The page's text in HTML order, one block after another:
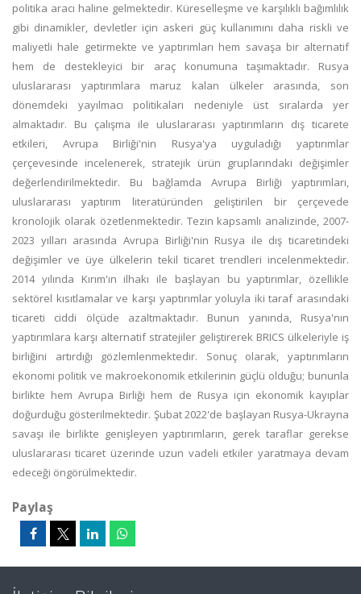
politika aracı haline gelmektedir. Küreselleşme ve karşılıklı bağımlılık
gibi dinamikler, devletler için askeri güç kullanımını daha riskli ve
maliyetli hale getirmekte ve yaptırımları hem savaşa bir alternatif
hem de destekleyici bir araç konumuna taşımaktadır. Rusya
uluslararası yaptırımlara maruz kalan ülkeler arasında, son
dönemdeki yayılmacı politikaları nedeniyle üst sıralarda yer
almaktadır. Bu çalışma ile uluslararası yaptırımların dış ticarete
etkileri, Avrupa Birliği'nin Rusya'ya uyguladığı yaptırımlar
çerçevesinde incelenerek, stratejik ürün gruplarındaki değişimler
değerlendirilmektedir. Bu bağlamda Avrupa Birliği yaptırımları,
uluslararası yaptırım literatüründen geliştirilen bir çerçevede
kronolojik olarak özetlenmektedir. Tezin kapsamlı analizinde, 2007-
2023 yılları arasında Avrupa Birliği'nin Rusya ile dış ticaretindeki
değişimler ve üye ülkelerin tekil ticaret trendleri incelenmektedir.
2014 yılında Kırım'ın ilhakı ile başlayan bu yaptırımlar, özellikle
sektörel kısıtlamalar ve karşı yaptırımlar yoluyla iki taraf arasındaki
ticareti ciddi ölçüde azaltmaktadır. Bunun yanında, Rusya'nın
yaptırımlara karşı alternatif stratejiler geliştirerek BRICS ülkeleriyle iş
birliğini artırdığı gözlemlenmektedir. Sonuç olarak, yaptırımların
ekonomi politik ve makroekonomik etkilerinin güçlü olduğu; bununla
birlikte hem Avrupa Birliği hem de Rusya için ekonomik kayıplar
doğurduğu gösterilmektedir. Şubat 2022'de başlayan Rusya-Ukrayna
savaşı ile birlikte genişleyen yaptırımların, gerek taraflar gerekse
uluslararası ticaret üzerinde uzun vadeli etkiler yaratmaya devam
edeceği öngörülmektedir.
Paylaş